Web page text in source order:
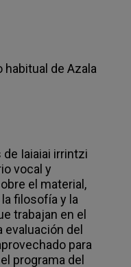
habitual de Azala
Iaiaiai irrintzi
vocal y
el material,
filosofía y la
trabajan en el
evaluación del
para
programa del